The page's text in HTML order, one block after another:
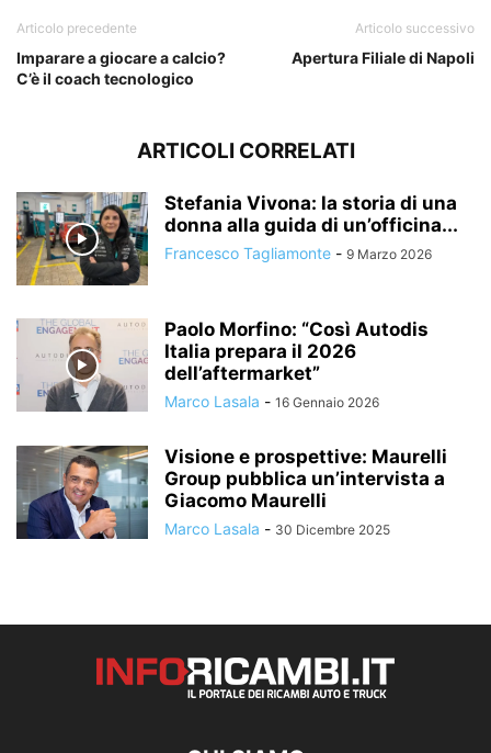
Articolo precedente
Imparare a giocare a calcio?
C’è il coach tecnologico
Articolo successivo
Apertura Filiale di Napoli
ARTICOLI CORRELATI
Stefania Vivona: la storia di una
donna alla guida di un’officina...
Francesco Tagliamonte - 9 Marzo 2026
Paolo Morfino: “Così Autodis
Italia prepara il 2026
dell’aftermarket”
Marco Lasala - 16 Gennaio 2026
Visione e prospettive: Maurelli
Group pubblica un’intervista a
Giacomo Maurelli
Marco Lasala - 30 Dicembre 2025